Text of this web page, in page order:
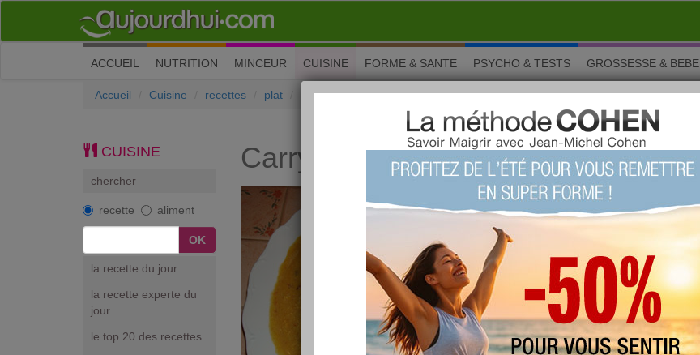
ACCUEIL (current)
NUTRITION MINCEUR CUISINE FORME & SANTE PSYCHO & TESTS GROSSESSE & BEBE
Accueil Cuisine recettes plat Carry poulet
CUISINE
chercher
recette aliment
la recette du jour
la recette experte du
jour
le top 20 des recettes
Carry poulet
Le carry poulet est une recette idéale pour vous
donner le moral ! Amateurs de sucré/salé, vous
allez adorer... N'attendez pas pour la tester et nous
en dire des nouvelles !
Vous aimez ? Alors notez !
(vue : 38792 fois)
proposée parptitcoeur79
type :plat